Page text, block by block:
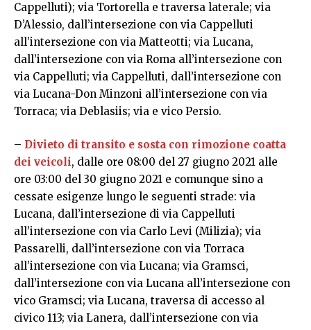
Cappelluti); via Tortorella e traversa laterale; via
D’Alessio, dall’intersezione con via Cappelluti
all’intersezione con via Matteotti; via Lucana,
dall’intersezione con via Roma all’intersezione con
via Cappelluti; via Cappelluti, dall’intersezione con
via Lucana-Don Minzoni all’intersezione con via
Torraca; via Deblasiis; via e vico Persio.
– Divieto di transito e sosta con rimozione coatta
dei veicoli, dalle ore 08:00 del 27 giugno 2021 alle
ore 03:00 del 30 giugno 2021 e comunque sino a
cessate esigenze lungo le seguenti strade: via
Lucana, dall’intersezione di via Cappelluti
all’intersezione con via Carlo Levi (Milizia); via
Passarelli, dall’intersezione con via Torraca
all’intersezione con via Lucana; via Gramsci,
dall’intersezione con via Lucana all’intersezione con
vico Gramsci; via Lucana, traversa di accesso al
civico 113; via Lanera, dall’intersezione con via